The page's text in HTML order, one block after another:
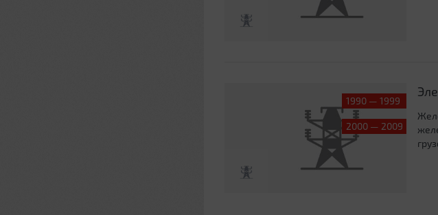
1990 — 1999
2000 — 2009